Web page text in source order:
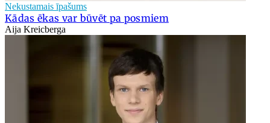
Nekustamais īpašums
Kādas ēkas var būvēt pa posmiem
Aija Kreicberga